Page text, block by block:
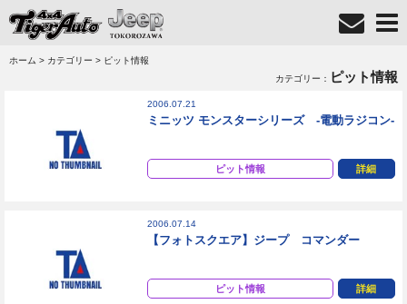
ホーム > カテゴリー > ピット情報
カテゴリー： ピット情報
2006.07.21
ミニッツ モンスターシリーズ -電動ラジコン-
ピット情報 詳細
2006.07.14
【フォトスクエア】ジープ コマンダー
ピット情報 詳細